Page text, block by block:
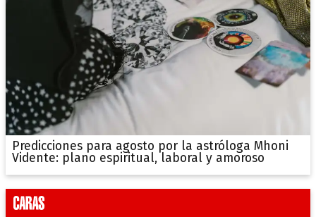
Predicciones para agosto por la astróloga Mhoni
Vidente: plano espiritual, laboral y amoroso